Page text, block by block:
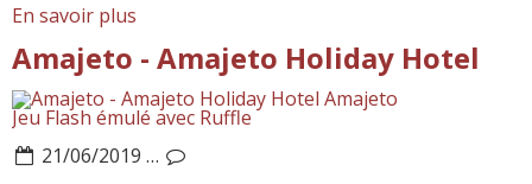
En savoir plus
Amajeto - Amajeto Holiday Hotel
Amajeto
Jeu Flash émulé avec Ruffle
21/06/2019 …